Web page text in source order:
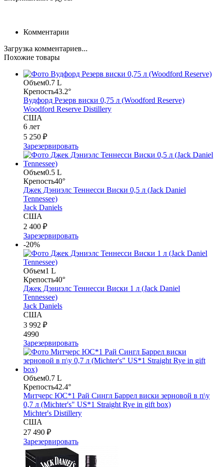
Комментарии
Загрузка комментариев...
Похожие товары
Объем0.7 L
Крепость43.2°
Вудфорд Резерв виски 0,75 л (Woodford Reserve)
Woodford Reserve Distillery
США
6 лет
5 250 ₽
Зарезервировать
Объем0.5 L
Крепость40°
Джек Дэниэлс Теннесси Виски 0,5 л (Jack Daniel
Tennessee)
Jack Daniels
США
2 400 ₽
Зарезервировать
-20%
Объем1 L
Крепость40°
Джек Дэниэлс Теннесси Виски 1 л (Jack Daniel
Tennessee)
Jack Daniels
США
3 992 ₽
4990
Зарезервировать
Объем0.7 L
Крепость42.4°
Митчерс ЮС*1 Рай Сингл Баррел виски зерновой в п\у
0,7 л (Michter's" US*1 Straight Rye in gift box)
Michter's Distillery
США
27 490 ₽
Зарезервировать